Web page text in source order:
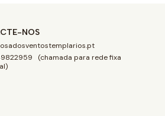
NOS
(chamada para rede fixa